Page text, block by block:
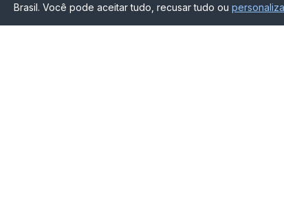
Brasil. Você pode aceitar tudo, recusar tudo ou